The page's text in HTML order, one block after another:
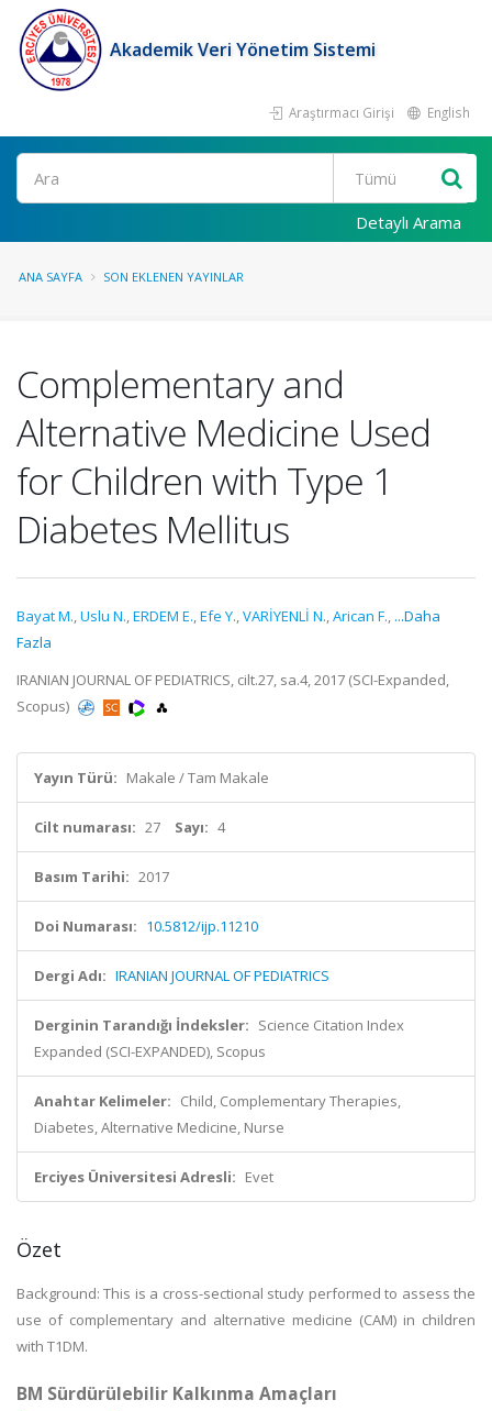
Akademik Veri Yönetim Sistemi
Araştırmacı Girişi English
Ara
Detaylı Arama
ANA SAYFA SON EKLENEN YAYINLAR
Complementary and
Alternative Medicine Used
for Children with Type 1
Diabetes Mellitus
Bayat M.,Uslu N.,ERDEM E.,Efe Y.,VARİYENLİ N.,Arican F., ...Daha
Fazla
IRANIAN JOURNAL OF PEDIATRICS, cilt.27, sa.4, 2017 (SCI-Expanded,
Scopus)
Yayın Türü: Makale / Tam Makale
Cilt numarası: 27 Sayı: 4
Basım Tarihi: 2017
Doi Numarası: 10.5812/ijp.11210
Dergi Adı: IRANIAN JOURNAL OF PEDIATRICS
Derginin Tarandığı İndeksler: Science Citation Index
Expanded (SCI-EXPANDED), Scopus
Anahtar Kelimeler: Child, Complementary Therapies,
Diabetes, Alternative Medicine, Nurse
Erciyes Üniversitesi Adresli: Evet
Özet
Background: This is a cross-sectional study performed to assess the
use of complementary and alternative medicine (CAM) in children
with T1DM.
BM Sürdürülebilir Kalkınma Amaçları